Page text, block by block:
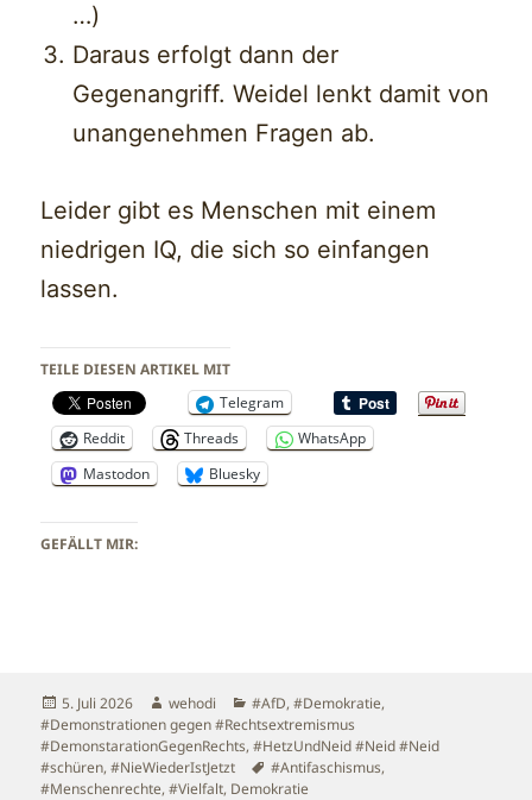
…)
Daraus erfolgt dann der
Gegenangriff. Weidel lenkt damit von
unangenehmen Fragen ab.
Leider gibt es Menschen mit einem
niedrigen IQ, die sich so einfangen
lassen.
TEILE DIESEN ARTIKEL MIT
Telegram
Reddit
Threads
WhatsApp
Mastodon
Bluesky
GEFÄLLT MIR:
Veröffentlicht
am
5. Juli 2026 Autor
wehodi Kategorien
#AfD,#Demokratie,
#Demonstrationen gegen #Rechtsextremismus
#DemonstarationGegenRechts,#HetzUndNeid #Neid #Neid
#schüren,#NieWiederIstJetzt Schlagwörter
#Antifaschismus,
#Menschenrechte,#Vielfalt, Demokratie